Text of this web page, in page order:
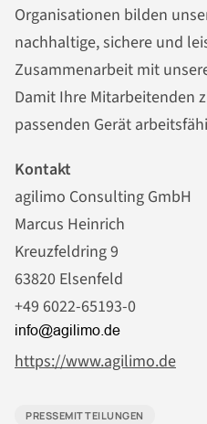
Organisationen bilden
nachhaltige, sichere und
Zusammenarbeit mit
Damit Ihre Mitarbeitenden
passenden Gerät
Kontakt
agilimo Consulting GmbH
Marcus Heinrich
Kreuzfeldring 9
63820 Elsenfeld
+49 6022-65193-0
https://www.agilimo.de
PRESSEMITTEILUNGEN